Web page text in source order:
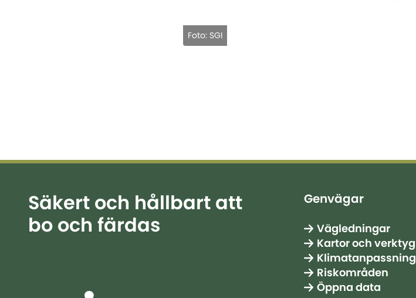
Foto: SGI
Säkert och hållbart att
bo och färdas
Genvägar
Vägledningar
Kartor och verktyg
Klimatanpassning
Riskområden
Öppna data